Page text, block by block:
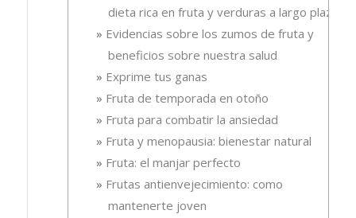
dieta rica en fruta y verduras a largo plazo
Evidencias sobre los zumos de fruta y
beneficios sobre nuestra salud
Exprime tus ganas
Fruta de temporada en otoño
Fruta para combatir la ansiedad
Fruta y menopausia: bienestar natural
Fruta: el manjar perfecto
Frutas antienvejecimiento: como
mantenerte joven